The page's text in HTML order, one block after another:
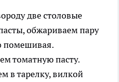
две столовые
обжариваем пару
помешивая.
в тарелку, вилкой